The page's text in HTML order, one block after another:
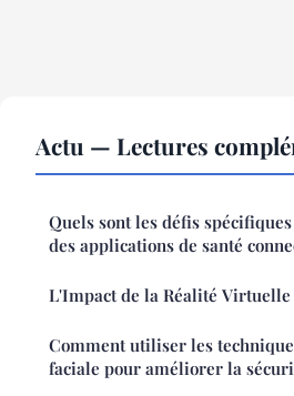
Actu — Lectures
Quels sont les défis
des applications de santé
L'Impact de la Réalité
Comment utiliser les
faciale pour améliorer la